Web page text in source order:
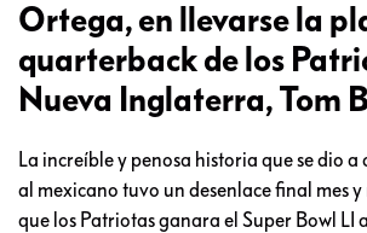
Ortega, en llevarse la
quarterback de los
Nueva Inglaterra, Tom
La increíble y penosa historia que se dio
al mexicano tuvo un desenlace final mes y
que los Patriotas ganara el Super Bowl LI